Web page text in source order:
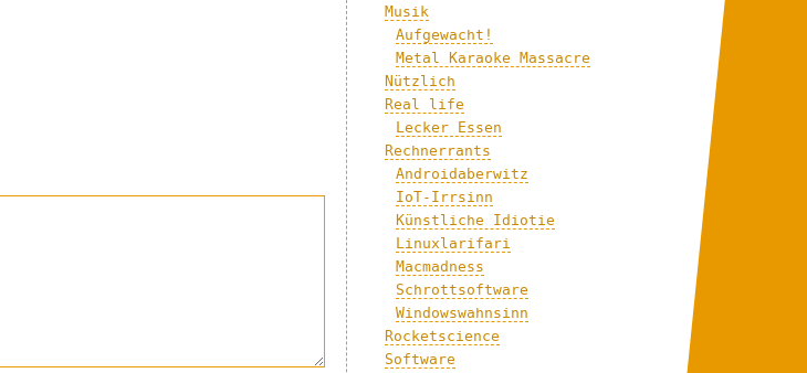
Musik
Aufgewacht!
Metal Karaoke Massacre
Nützlich
Real life
Lecker Essen
Rechnerrants
Androidaberwitz
IoT-Irrsinn
Künstliche Idiotie
Linuxlarifari
Macmadness
Schrottsoftware
Windowswahnsinn
Rocketscience
Software